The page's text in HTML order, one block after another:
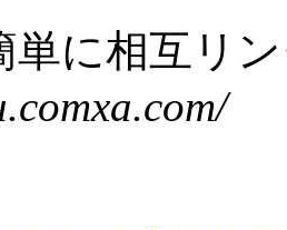
単に相互リ